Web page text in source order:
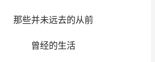
那些并未远去的从前
曾经的生活